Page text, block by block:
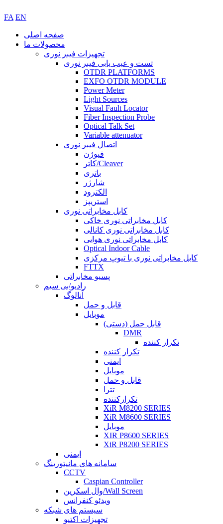
FA EN
صفحه اصلی
محصولات ما
تجهیزات فیبر نوری
تست و عیب یابی فیبر نوری
OTDR PLATFORMS
EXFO OTDR MODULE
Power Meter
Light Sources
Visual Fault Locator
Fiber Inspection Probe
Optical Talk Set
Variable attenuator
اتصال فیبر نوری
فیوژن
کاتر/Cleaver
باتری
شارژر
الکترود
استریپز
کابل مخابراتی نوری
کابل مخابراتی نوری خاکی
کابل مخابراتی نوری کانالی
کابل مخابراتی نوری هوایی
Optical Indoor Cable
کابل مخابراتی نوری با تیوپ مرکزی
FTTX
پسیو مخابراتی
رادیو/بی سیم
آنالوگ
قابل و حمل
موبایل
قابل حمل (دستی)
DMR
تکرار کننده
تکرار کننده
ایمنی
موبایل
قابل و حمل
تترا
تکرارکننده
XiR M8200 SERIES
XiR M8600 SERIES
موبایل
XIR P8600 SERIES
XiR P8200 SERIES
ایمنی
سامانه های مانیتورینگ
CCTV
Caspian Controller
وال اسکرین/Wall Screen
ویدئو کنفرانس
سیستم های شبکه
تجهیزات اکتیو